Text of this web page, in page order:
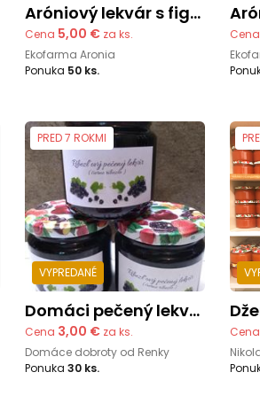
Aróniový lekvár s figami a koňakom150g
Cena 5,00 €za ks.
Ekofarma Aronia
Ponuka 50 ks.
Cena
PRED 7 ROKMI
VYPREDANÉ
Domáci pečený lekvár
Cena 3,00 €za ks.
Domáce dobroty od Renky
Ponuka 30 ks.
Cena